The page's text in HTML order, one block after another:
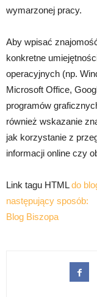
wymarzonej pracy.
Aby wpisać
konkretne
operacyjnych (np.
Microsoft Office,
programów
również wskazanie
jak korzystanie z
informacji online czy
Link tagu HTMLdo
następujący sposób:
Blog Biszopa